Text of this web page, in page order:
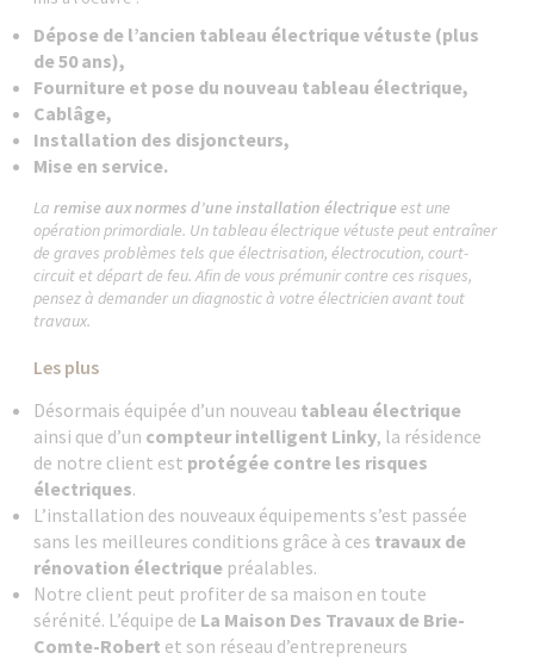
Dépose de l’ancien tableau électrique vétuste (plus
de 50 ans),
Fourniture et pose du nouveau tableau électrique,
Cablâge,
Installation des disjoncteurs,
Mise en service.
Laremise aux normes d’une installation électriqueest une
opération primordiale. Un tableau électrique vétuste peut entraîner
de graves problèmes tels que électrisation, électrocution, court-
circuit et départ de feu. Afin de vous prémunir contre ces risques,
pensez à demander un diagnostic à votre électricien avant tout
travaux.
Les plus
Désormais équipée d’un nouveau tableau électrique
ainsi que d’un compteur intelligent Linky, la résidence
de notre client est protégée contre les risques
électriques.
L’installation des nouveaux équipements s’est passée
sans les meilleures conditions grâce à ces travaux de
rénovation électrique préalables.
Notre client peut profiter de sa maison en toute
sérénité. L’équipe de La Maison Des Travaux de Brie-
Comte-Robert et son réseau d’entrepreneurs